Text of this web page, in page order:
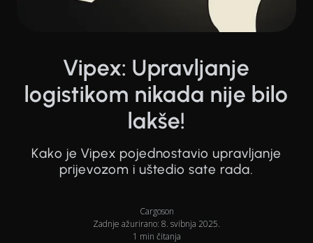
Vipex: Upravljanje
logistikom nikada nije bilo
lakše!
Kako je Vipex pojednostavio upravljanje
prijevozom i uštedio sate rada.
Cargoson
Zadnje ažurirano: 8. svibnja 2025.
1 min čitanja